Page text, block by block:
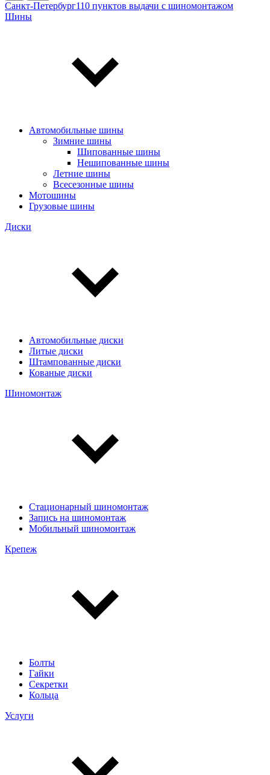
Санкт-Петербург110 пунктов выдачи с шиномонтажом
Шины
Автомобильные шины
Зимние шины
Шипованные шины
Нешипованные шины
Летние шины
Всесезонные шины
Мотошины
Грузовые шины
Диски
Автомобильные диски
Литые диски
Штампованные диски
Кованые диски
Шиномонтаж
Стационарный шиномонтаж
Запись на шиномонтаж
Мобильный шиномонтаж
Крепеж
Болты
Гайки
Секретки
Кольца
Услуги